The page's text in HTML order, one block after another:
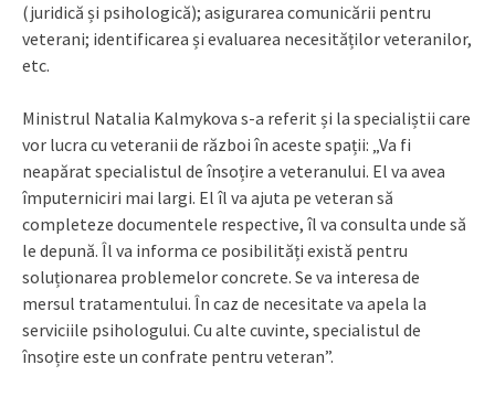
(juridică și psihologică); asigurarea comunicării pentru
veterani; identificarea și evaluarea necesităților veteranilor,
etc.
Ministrul Natalia Kalmykova s-a referit și la specialiștii care
vor lucra cu veteranii de război în aceste spații: „Va fi
neapărat specialistul de însoțire a veteranului. El va avea
împuterniciri mai largi. El îl va ajuta pe veteran să
completeze documentele respective, îl va consulta unde să
le depună. Îl va informa ce posibilități există pentru
soluționarea problemelor concrete. Se va interesa de
mersul tratamentului. În caz de necesitate va apela la
serviciile psihologului. Cu alte cuvinte, specialistul de
însoțire este un confrate pentru veteran”.